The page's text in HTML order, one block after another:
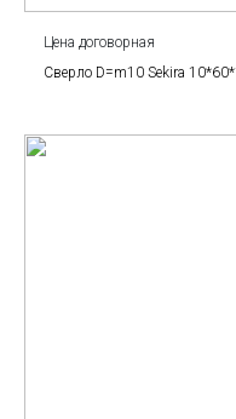
Цена договорная
Сверло D=m10 Sekira